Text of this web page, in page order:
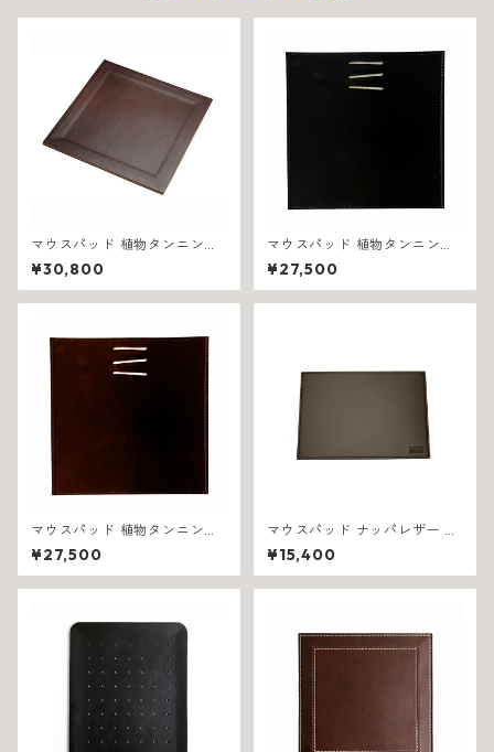
マウスパッド 植物タンニン鞣
し革 イタリア製 ブラウン ノー
チェッタ 1092
¥30,800
マウスパッド 植物タンニン鞣
し革 イタリア製 ブラック リー
ネア 1077
¥27,500
マウスパッド 植物タンニン鞣
し革 イタリア製 ブラウン リー
ネア 1076
¥27,500
マウスパッド ナッパレザー イ
タリア製 ブラウン スムーズ 12
45
¥15,400